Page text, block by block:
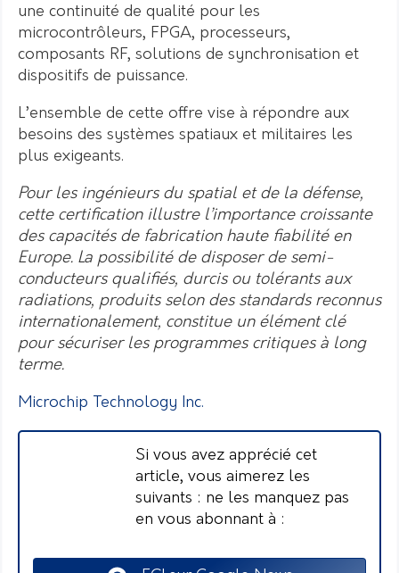
une continuité de qualité pour les
microcontrôleurs, FPGA, processeurs,
composants RF, solutions de synchronisation et
dispositifs de puissance.
L’ensemble de cette offre vise à répondre aux
besoins des systèmes spatiaux et militaires les
plus exigeants.
Pour les ingénieurs du spatial et de la défense,
cette certification illustre l’importance croissante
des capacités de fabrication haute fiabilité en
Europe. La possibilité de disposer de semi-
conducteurs qualifiés, durcis ou tolérants aux
radiations, produits selon des standards reconnus
internationalement, constitue un élément clé
pour sécuriser les programmes critiques à long
terme.
Microchip Technology Inc.
Si vous avez apprécié cet
article, vous aimerez les
suivants : ne les manquez pas
en vous abonnant à :